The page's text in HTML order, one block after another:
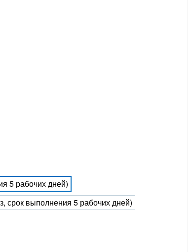
5 рабочих дней)
срок выполнения 5 рабочих дней)